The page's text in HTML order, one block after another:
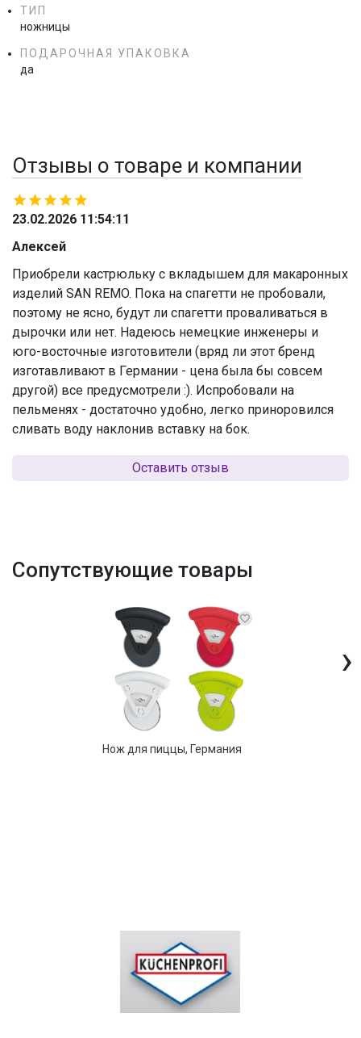
ТИП
ножницы
ПОДАРОЧНАЯ УПАКОВКА
да
Отзывы о товаре и компании
23.02.2026 11:54:11
Алексей
Приобрели кастрюльку с вкладышем для макаронных
изделий SAN REMO. Пока на спагетти не пробовали,
поэтому не ясно, будут ли спагетти проваливаться в
дырочки или нет. Надеюсь немецкие инженеры и
юго-восточные изготовители (вряд ли этот бренд
изготавливают в Германии - цена была бы совсем
другой) все предусмотрели :). Испробовали на
пельменях - достаточно удобно, легко приноровился
сливать воду наклонив вставку на бок.
Оставить отзыв
Сопутствующие товары
Нож для пиццы, Германия
›